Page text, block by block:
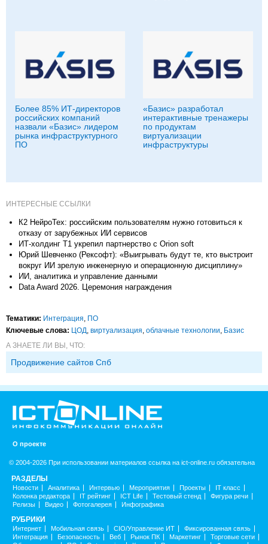
Более 85% ИТ-директоров
российских компаний
назвали «Базис» лидером
рынка инфраструктурного
ПО
«Базис» разработал
интерактивные тренажеры
по продуктам
виртуализации
инфраструктуры
ИНТЕРЕСНЫЕ ССЫЛКИ
К2 НейроТех: российским пользователям нужно готовиться к
отказу от зарубежных ИИ сервисов
ИТ-холдинг Т1 укрепил партнерство с Orion soft
Юрий Шевченко (Рексофт): «Выигрывать будут те, кто выстроит
вокруг ИИ зрелую инженерную и операционную дисциплину»
ИИ, аналитика и управление данными
Data Award 2026. Церемония награждения
Тематики: Интеграция ПО
Ключевые слова: ЦОД виртуализация облачные технологии Базис
А ЗНАЕТЕ ЛИ ВЫ, ЧТО:
Продвижение сайтов Спб
О проекте
© 2004-2026 При использовании материалов ссылка на ict-online.ru обязательна
РАЗДЕЛЫ
Новости Аналитика Интервью Мероприятия Проекты
IT класс
Колонка редактора
IT рейтинг ICT Life Тестовый стенд
Фигура речи
Релизы
Видео Фотогалерея Инфографика
РУБРИКИ
Интернет Мобильная связь CIO/Управление ИТ
Фиксированная связь
Интеграция
Безопасность Веб Рынок ПК Маркетинг
Торговые сети